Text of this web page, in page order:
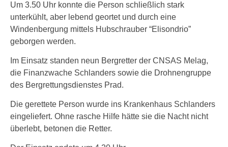
Um 3.50 Uhr konnte die Person schließlich stark
unterkühlt, aber lebend geortet und durch eine
Windenbergung mittels Hubschrauber “Elisondrio”
geborgen werden.
Im Einsatz standen neun Bergretter der CNSAS Melag,
die Finanzwache Schlanders sowie die Drohnengruppe
des Bergrettungsdienstes Prad.
Die gerettete Person wurde ins Krankenhaus Schlanders
eingeliefert. Ohne rasche Hilfe hätte sie die Nacht nicht
überlebt, betonen die Retter.